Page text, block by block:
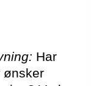
Har
ønsker